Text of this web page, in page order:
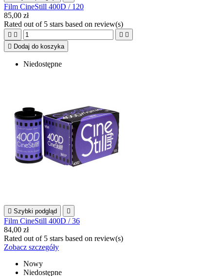
Film CineStill 400D / 120
85,00 zł
Rated out of 5 stars based on review(s)
   
 Dodaj do koszyka
Niedostępne
 Szybki podgląd 
Film CineStill 400D / 36
84,00 zł
Rated out of 5 stars based on review(s)
Zobacz szczegóły
Nowy
Niedostępne